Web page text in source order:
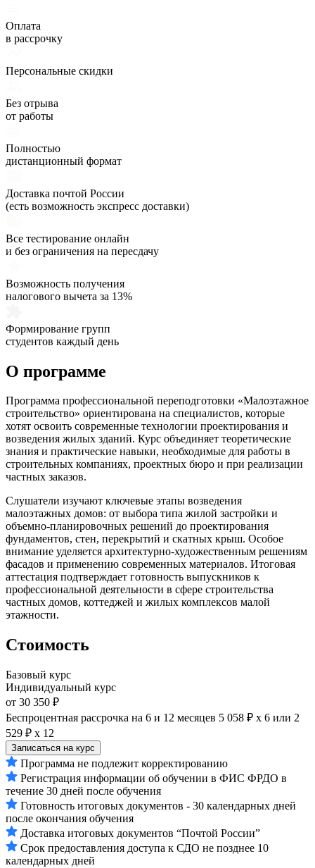
Оплата
в рассрочку
Персональные скидки
Без отрыва
от работы
Полностью
дистанционный формат
Доставка почтой России
(есть возможность экспресс доставки)
Все тестирование онлайн
и без ограничения на пересдачу
Возможность получения
налогового вычета за 13%
Формирование групп
студентов каждый день
О программе
Программа профессиональной переподготовки «Малоэтажное
строительство» ориентирована на специалистов, которые
хотят освоить современные технологии проектирования и
возведения жилых зданий. Курс объединяет теоретические
знания и практические навыки, необходимые для работы в
строительных компаниях, проектных бюро и при реализации
частных заказов.
Слушатели изучают ключевые этапы возведения
малоэтажных домов: от выбора типа жилой застройки и
объемно-планировочных решений до проектирования
фундаментов, стен, перекрытий и скатных крыш. Особое
внимание уделяется архитектурно-художественным решениям
фасадов и применению современных материалов. Итоговая
аттестация подтверждает готовность выпускников к
профессиональной деятельности в сфере строительства
частных домов, коттеджей и жилых комплексов малой
этажности.
Стоимость
Базовый курс
Индивидуальный курс
от 30 350 ₽
Беспроцентная рассрочка на 6 и 12 месяцев 5 058 ₽ х 6 или 2
529 ₽ х 12
Записаться на курс
Программа не подлежит корректированию
Регистрация информации об обучении в ФИС ФРДО в
течение 30 дней после обучения
Готовность итоговых документов - 30 календарных дней
после окончания обучения
Доставка итоговых документов “Почтой России”
Срок предоставления доступа к СДО не позднее 10
календарных дней